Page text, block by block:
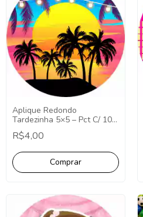
Aplique Redondo
Tardezinha 5×5 – Pct C/ 10
unid
R$4,00